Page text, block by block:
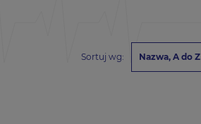
Sortuj wg: Nazwa, A do Z